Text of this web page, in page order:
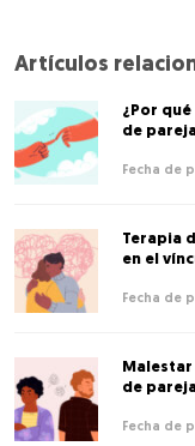
Artículos
¿Por
de
Terapia
en el
de